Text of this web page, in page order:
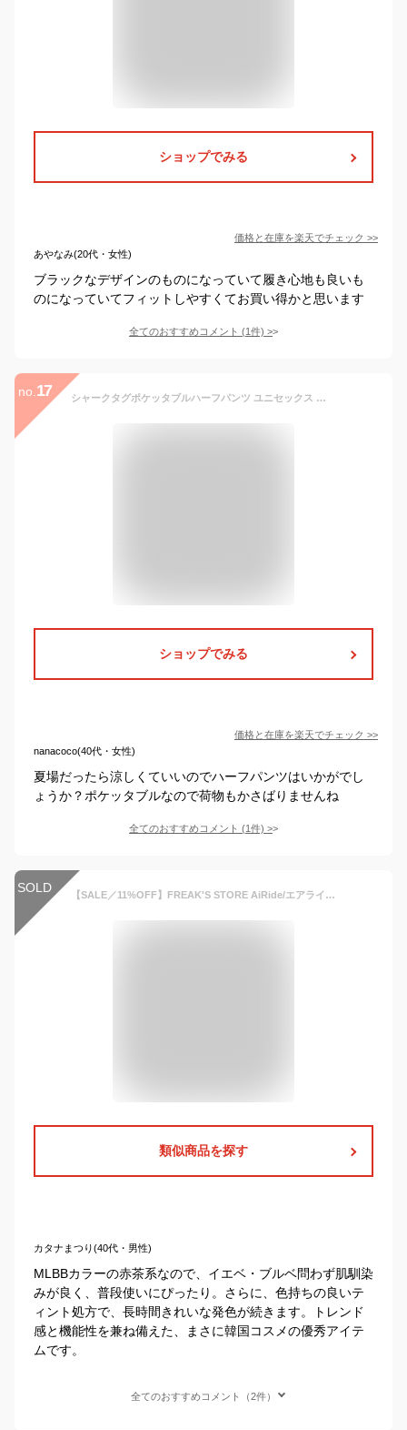
ショップでみる
価格と在庫を楽天でチェック >>
あやなみ(20代・女性)
ブラックなデザインのものになっていて履き心地も良いも
のになっていてフィットしやすくてお買い得かと思います
全てのおすすめコメント (1件) >
no. 17 シャークタグポケッタブルハーフパンツ ユニセックス レディース メンズ ナイロン風 ショートパンツ 男女兼用 短パン 軽い 軽量 ゆったり カジュアル 韓国ファッション ストリート アウトドア レジャー 無地 メール便 2506ss
ショップでみる
価格と在庫を楽天でチェック >>
nanacoco(40代・女性)
夏場だったら涼しくていいのでハーフパンツはいかがでし
ょうか？ポケッタブルなので荷物もかさばりませんね
全てのおすすめコメント (1件) >
SOLD 【SALE／11%OFF】FREAK'S STORE AiRide/エアライド ポケッタブル イージージョガーパンツ 【限定展開】 25SS フリークスストア パンツ その他のパンツ ベージュ ブラック グレー ネイビー【RBA_E】【送料無料】
類似商品を探す
カタナまつり(40代・男性)
MLBBカラーの赤茶系なので、イエベ・ブルベ問わず肌馴染
みが良く、普段使いにぴったり。さらに、色持ちの良いテ
ィント処方で、長時間きれいな発色が続きます。トレンド
感と機能性を兼ね備えた、まさに韓国コスメの優秀アイテ
ムです。
全てのおすすめコメント（2件）